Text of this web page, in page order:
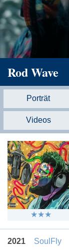
Rod Wave
Porträt
Videos
2021 SoulFly